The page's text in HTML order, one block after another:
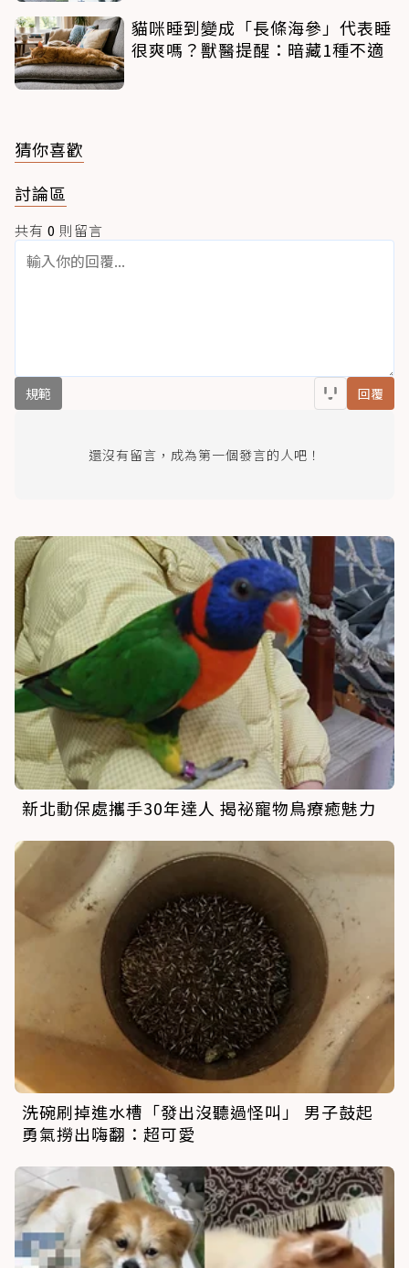
貓咪睡到變成「長條海參」代表睡
很爽嗎？獸醫提醒：暗藏1種不適
猜你喜歡
討論區
共有 0 則留言
規範 回覆
還沒有留言，成為第一個發言的人吧！
新北動保處攜手30年達人 揭祕寵物鳥療癒魅力
洗碗刷掉進水槽「發出沒聽過怪叫」 男子鼓起
勇氣撈出嗨翻：超可愛